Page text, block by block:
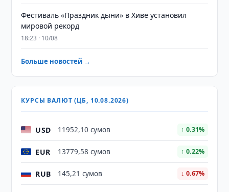
Фестиваль «Праздник дыни» в Хиве установил
мировой рекорд
18:23 · 10/08
Больше новостей →
КУРСЫ ВАЛЮТ (ЦБ, 10.08.2026)
USD 11952,10 сумов ↑ 0.31%
EUR 13779,58 сумов ↑ 0.22%
RUB 145,21 сумов ↓ 0.67%